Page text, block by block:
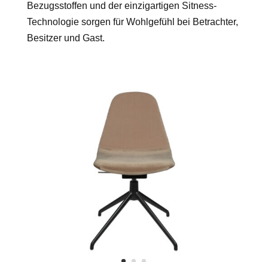
Bezugsstoffen und der einzigartigen Sitness-
Technologie sorgen für Wohlgefühl bei Betrachter,
Besitzer und Gast.